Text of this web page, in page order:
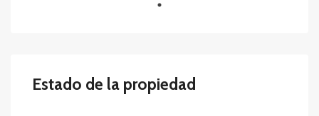
Estado de la propiedad